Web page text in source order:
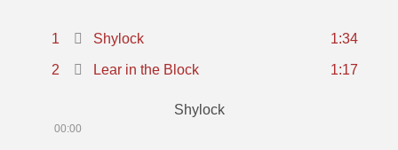
1 Shylock 1:34
2 Lear in the Block 1:17
Shylock
00:00